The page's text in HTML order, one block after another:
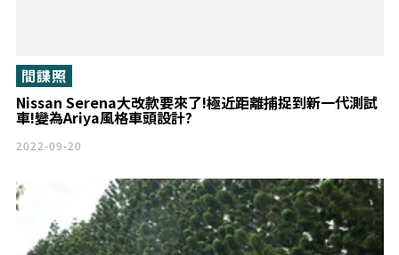
Nissan Serena大改款要來了!極近距離捕捉到新一代測試
車!變為Ariya風格車頭設計?
間諜照
2022-09-20